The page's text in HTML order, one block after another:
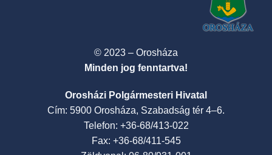
© 2023 – Orosháza
Minden jog fenntartva!
Orosházi Polgármesteri Hivatal
Cím: 5900 Orosháza, Szabadság tér 4–6.
Telefon: +36-68/413-022
Fax: +36-68/411-545